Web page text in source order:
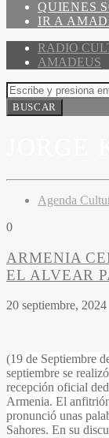
QUIENES
IR A
RADIO
AMADEUS
Agenda
0
ARMENIA
EL ALVEAR
20 septiembre, 2024
(19 de Septiembre
septiembre se
recepción oficial
Armenia. El
pronunció unas
Sahores. En su